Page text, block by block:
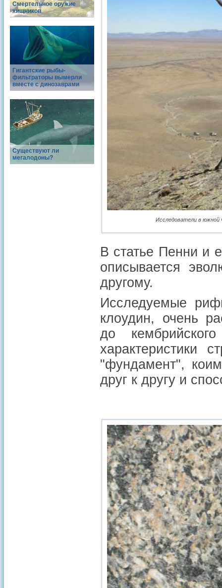
Смертельное оружие
хищников
Гигантские рыбы-
фильтраторы вымерли
вместе с динозаврами
Существуют ли
мегалодоны?
Исследователи в южной
В статье Пенни и
описывается
другому.
Исследуемые
клоудин, очень
до
характеристики
"фундамент",
друг к другу и